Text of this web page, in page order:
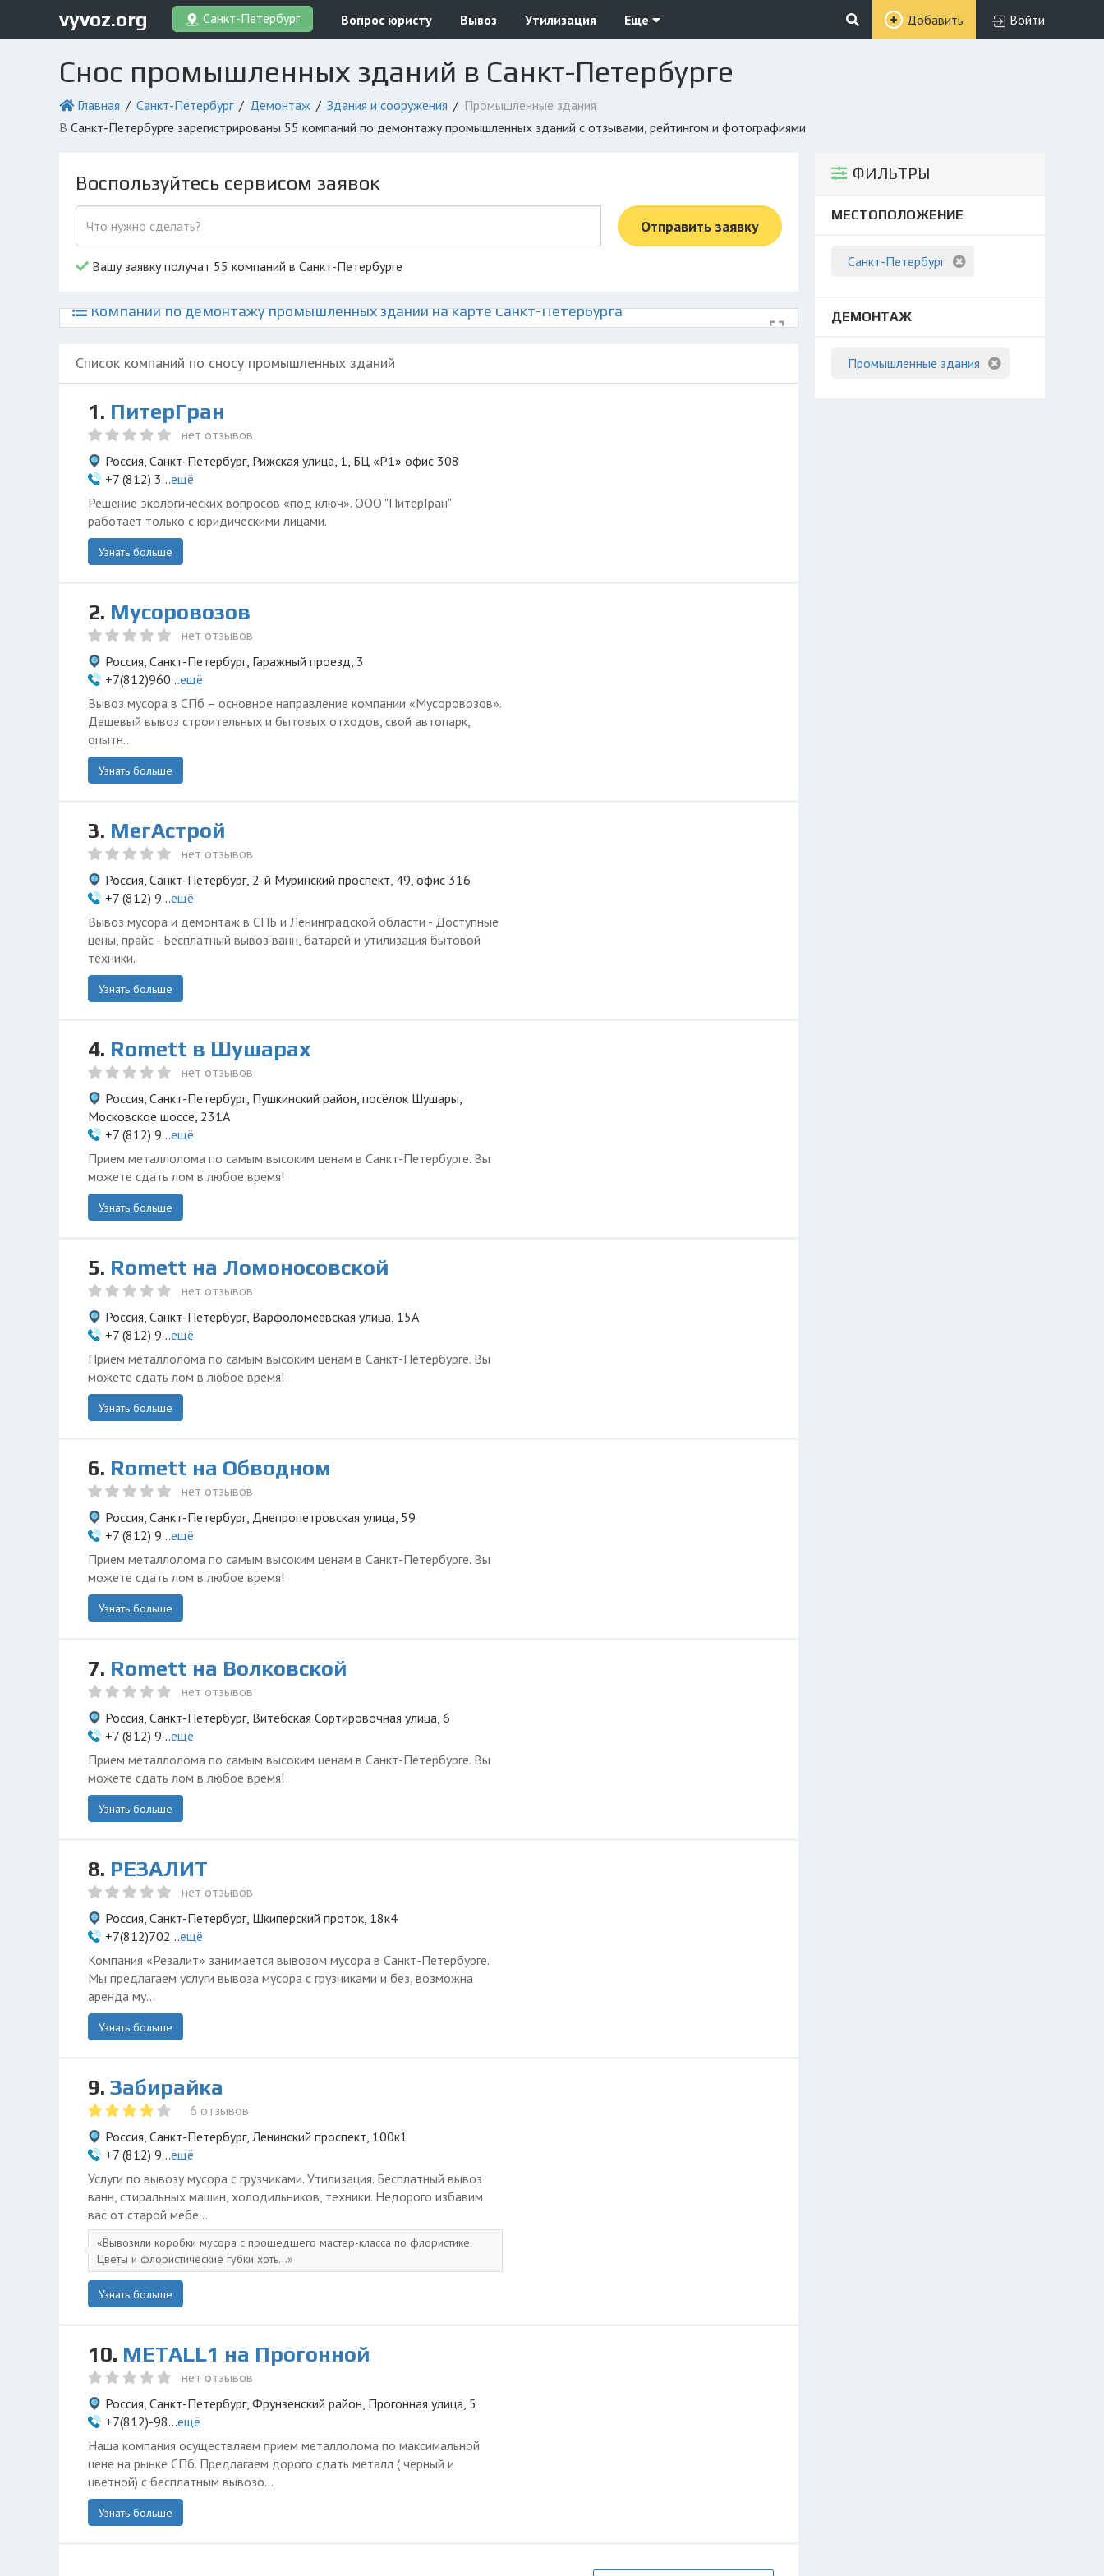
vyvoz.org Санкт-Петербург Вопрос юристу Вывоз Утилизация Еще Добавить Войти
Снос промышленных зданий в Санкт-Петербурге
Главная Санкт-Петербург Демонтаж Здания и сооружения
Промышленные здания
в Санкт-Петербурге зарегистрированы 55 компаний по демонтажу промышленных зданий с отзывами, рейтингом и фотографиями
ФИЛЬТРЫ
МЕСТОПОЛОЖЕНИЕ
Санкт-Петербург
ДЕМОНТАЖ
Промышленные здания
Воспользуйтесь сервисом заявок
Отправить заявку
Вашу заявку получат 55 компаний в Санкт-Петербурге
Компании по демонтажу промышленных зданий на карте Санкт-Петербурга
Список компаний по сносу промышленных зданий
1. ПитерГран
нет отзывов
Россия, Санкт-Петербург, Рижская улица, 1, БЦ «P1» офис 308
+7 (812) 3...ещё
Решение экологических вопросов «под ключ». ООО "ПитерГран"
работает только с юридическими лицами.
Узнать больше
2. Мусоровозов
нет отзывов
Россия, Санкт-Петербург, Гаражный проезд, 3
+7(812)960...ещё
Вывоз мусора в СПб – основное направление компании «Мусоровозов».
Дешевый вывоз строительных и бытовых отходов, свой автопарк,
опытн...
Узнать больше
3. МегАстрой
нет отзывов
Россия, Санкт-Петербург, 2-й Муринский проспект, 49, офис 316
+7 (812) 9...ещё
Вывоз мусора и демонтаж в СПБ и Ленинградской области - Доступные
цены, прайс - Бесплатный вывоз ванн, батарей и утилизация бытовой
техники.
Узнать больше
4. Romett в Шушарах
нет отзывов
Россия, Санкт-Петербург, Пушкинский район, посёлок Шушары,
Московское шоссе, 231А
+7 (812) 9...ещё
Прием металлолома по самым высоким ценам в Санкт-Петербурге. Вы
можете сдать лом в любое время!
Узнать больше
5. Romett на Ломоносовской
нет отзывов
Россия, Санкт-Петербург, Варфоломеевская улица, 15А
+7 (812) 9...ещё
Прием металлолома по самым высоким ценам в Санкт-Петербурге. Вы
можете сдать лом в любое время!
Узнать больше
6. Romett на Обводном
нет отзывов
Россия, Санкт-Петербург, Днепропетровская улица, 59
+7 (812) 9...ещё
Прием металлолома по самым высоким ценам в Санкт-Петербурге. Вы
можете сдать лом в любое время!
Узнать больше
7. Romett на Волковской
нет отзывов
Россия, Санкт-Петербург, Витебская Сортировочная улица, 6
+7 (812) 9...ещё
Прием металлолома по самым высоким ценам в Санкт-Петербурге. Вы
можете сдать лом в любое время!
Узнать больше
8. РЕЗАЛИТ
нет отзывов
Россия, Санкт-Петербург, Шкиперский проток, 18к4
+7(812)702...ещё
Компания «Резалит» занимается вывозом мусора в Санкт-Петербурге.
Мы предлагаем услуги вывоза мусора с грузчиками и без, возможна
аренда му...
Узнать больше
9. Забирайка
6 отзывов
Россия, Санкт-Петербург, Ленинский проспект, 100к1
+7 (812) 9...ещё
Услуги по вывозу мусора с грузчиками. Утилизация. Бесплатный вывоз
ванн, стиральных машин, холодильников, техники. Недорого избавим
вас от старой мебе...
Вывозили коробки мусора с прошедшего мастер-класса по флористике.
Цветы и флористические губки хоть...
Узнать больше
10. METALL1 на Прогонной
нет отзывов
Россия, Санкт-Петербург, Фрунзенский район, Прогонная улица, 5
+7(812)-98...ещё
Наша компания осуществляем прием металлолома по максимальной
цене на рынке СПб. Предлагаем дорого сдать металл ( черный и
цветной) с бесплатным вывозо...
Узнать больше